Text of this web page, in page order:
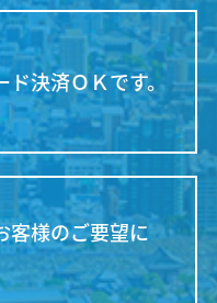
ド決済ＯＫです。
客様のご要望に